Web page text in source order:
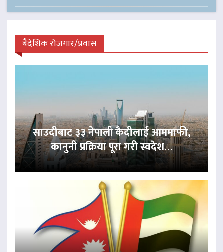
बैदेशिक रोजगार/प्रवास
साउदीबाट ३३ नेपाली कैदीलाई आममाफी,
कानुनी प्रक्रिया पूरा गरी स्वदेश…